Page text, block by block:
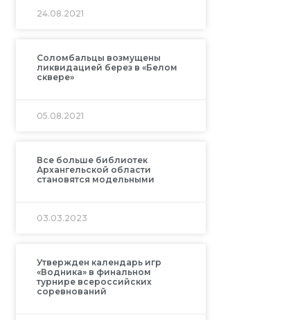
24.08.2021
Соломбальцы возмущены
ликвидацией берез в «Белом
сквере»
05.08.2021
Все больше библиотек
Архангельской области
становятся модельными
03.03.2023
Утвержден календарь игр
«Водника» в финальном
турнире всероссийских
соревнований